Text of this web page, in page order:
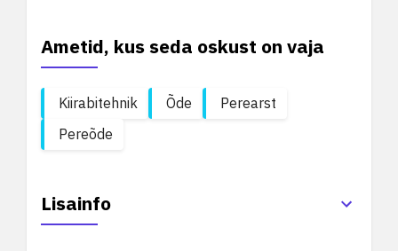
Ametid, kus seda oskust on vaja
Kiirabitehnik Õde
Perearst
Pereõde
Lisainfo